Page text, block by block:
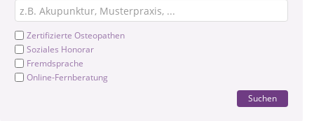
Zertifizierte Osteopathen
Soziales Honorar
Fremdsprache
Online-Fernberatung
Suchen